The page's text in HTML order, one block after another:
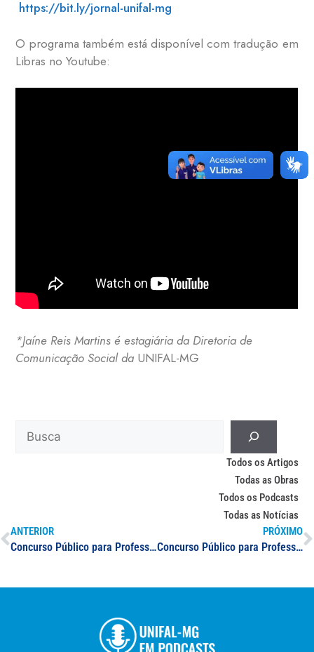
https://bit.ly/jornal-unifal-mg
O programa também está disponível com tradução em
Libras no Youtube:
*Jaíne Reis Martins é estagiária da Diretoria de
Comunicação Social da UNIFAL-MG
Todos os Artigos
Todas as Obras
Todos os Podcasts
Todas as Notícias
ANTERIOR
Concurso Público para Professor(a) de Odontologia
PRÓXIMO
Concurso Público para Professor(a) Especialista em Odontopediatria